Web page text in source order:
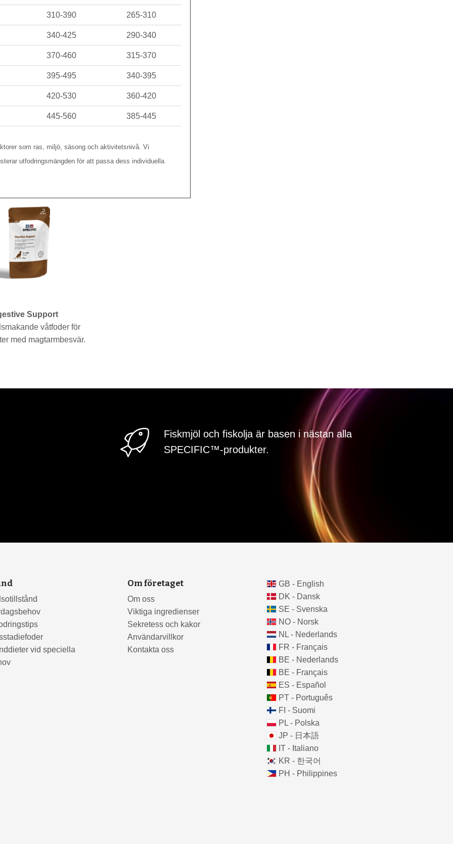
310-390 265-310
340-425 290-340
370-460 315-370
395-495 340-395
420-530 360-420
445-560 385-445
som ras, miljö, säsong och aktivitetsnivå. Vi
utfodringsmängden för att passa dess individuella
Support
våtfoder för
med magtarmbesvär.
Fiskmjöl och fiskolja är basen i nästan alla
SPECIFIC™-produkter.
vid speciella
Om företaget
Om oss
Viktiga ingredienser
Sekretess och kakor
Användarvillkor
Kontakta oss
GB - English
DK - Dansk
SE - Svenska
NO - Norsk
NL - Nederlands
FR - Français
BE - Nederlands
BE - Français
ES - Español
PT - Português
FI - Suomi
PL - Polska
JP - 日本語
IT - Italiano
KR - 한국어
PH - Philippines